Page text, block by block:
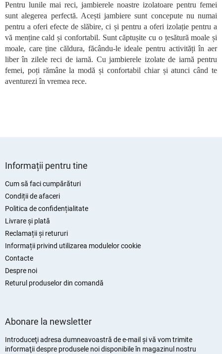
ă
r
i
l
o
r
Pentru lunile mai reci, jambierele noastre izolatoare pentru femei
sunt alegerea perfectă. Acești jambiere sunt concepute nu numai
pentru a oferi efecte de slăbire, ci și pentru a oferi izolație pentru a
vă menține cald și confortabil. Sunt căptușite cu o țesătură moale și
moale, care ține căldura, făcându-le ideale pentru activități în aer
liber în zilele reci de iarnă. Cu jambierele izolate de iarnă pentru
femei, poți rămâne la modă și confortabil chiar și atunci când te
aventurezi în vremea rece.
Informații pentru tine
Cum să faci cumpărături
Condiții de afaceri
Politica de confidențialitate
Livrare și plată
Reclamații și retururi
Informații privind utilizarea modulelor cookie
Contacte
Despre noi
Returul produselor din comandă
Abonare la newsletter
Introduceţi adresa dumneavoastră de e-mail şi vă vom trimite
informaţii despre produsele noi disponibile în magazinul nostru